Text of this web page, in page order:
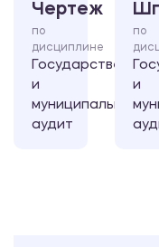
Чертеж
по
дисциплине
Государственный
и
муниципальный
аудит
по
и